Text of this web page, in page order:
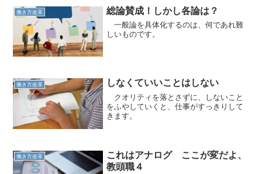
働き方改革 総論賛成！しかし各論は？
一般論を具体化するのは、何であれ難
しいものです。
働き方改革 しなくていいことはしない
クオリティを落とさずに、しないこと
をふやしていくと、仕事がすっきりして
きます。
働き方改革
これはアナログ ここが変だよ、
教頭職４